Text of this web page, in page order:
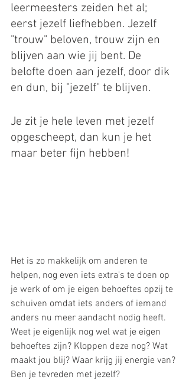
leermeesters zeiden het al;
eerst jezelf liefhebben. Jezelf
"trouw" beloven, trouw zijn en
blijven aan wie jij bent. De
belofte doen aan jezelf, door dik
en dun, bij "jezelf" te blijven.
Je zit je hele leven met jezelf
opgescheept, dan kun je het
maar beter fijn hebben!
Het is zo makkelijk om anderen te
helpen, nog even iets extra's te doen op
je werk of om je eigen behoeftes opzij te
schuiven omdat iets anders of iemand
anders nu meer aandacht nodig heeft.
Weet je eigenlijk nog wel wat je eigen
behoeftes zijn? Kloppen deze nog? Wat
maakt jou blij? Waar krijg jij energie van?
Ben je tevreden met jezelf?